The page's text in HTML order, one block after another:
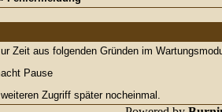
Zeit aus folgenden Gründen im
Pause
Zugriff später nocheinmal.